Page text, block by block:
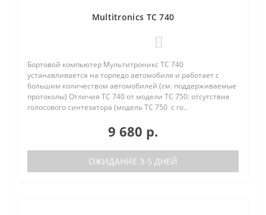
Multitronics TC 740
Бортовой компьютер Мультитроникс TC 740
устанавливается на торпедо автомобиля и работает с
большим количеством автомобилей (см. поддерживаемые
протоколы) Отличия TC 740 от модели TC 750: отсутствие
голосового синтезатора (модель TC 750 с го..
9 680 р.
ОЖИДАНИЕ 3-5 ДНЕЙ